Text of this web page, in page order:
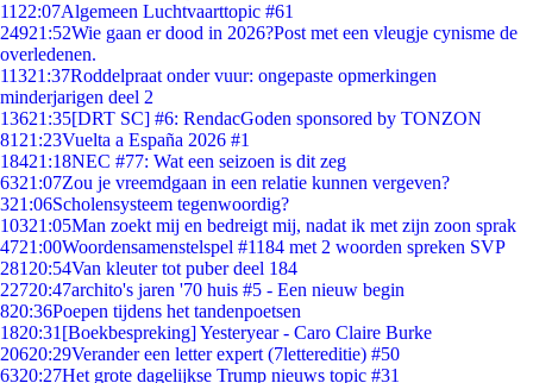
11 22:07Algemeen Luchtvaarttopic #61
24921:52Wie gaan er dood in 2026?Post met een vleugje cynisme de
overledenen.
11321:37Roddelpraat onder vuur: ongepaste opmerkingen
minderjarigen deel 2
13621:35[DRT SC] #6: RendacGoden sponsored by TONZON
81 21:23Vuelta a España 2026 #1
18421:18NEC #77: Wat een seizoen is dit zeg
6321:07Zou je vreemdgaan in een relatie kunnen vergeven?
321:06Scholensysteem tegenwoordig?
10321:05Man zoekt mij en bedreigt mij, nadat ik met zijn zoon sprak
4721:00Woordensamenstelspel #1184 met 2 woorden spreken SVP
281 20:54Van kleuter tot puber deel 184
22720:47archito's jaren '70 huis #5 - Een nieuw begin
820:36Poepen tijdens het tandenpoetsen
1820:31 [Boekbespreking] Yesteryear - Caro Claire Burke
20620:29Verander een letter expert (7lettereditie) #50
6320:27Het grote dagelijkse Trump nieuws topic #31